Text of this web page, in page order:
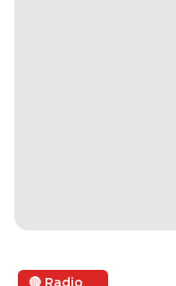
🔴 Radio